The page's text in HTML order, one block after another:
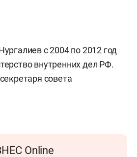
с 2004 по 2012 год
внутренних дел РФ.
совета
Online